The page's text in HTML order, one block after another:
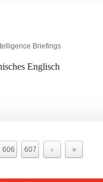
Briefings
Englisch
606 607 › »